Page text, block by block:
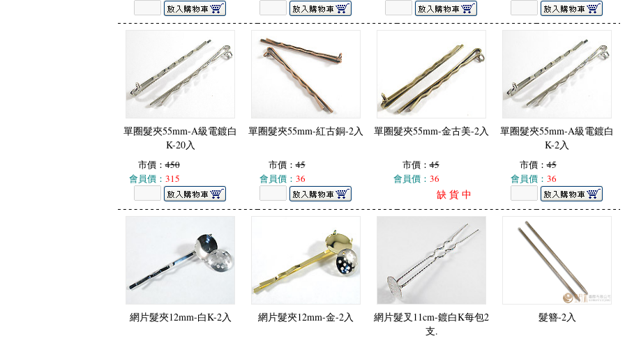
單圈髮夾55mm-A級電鍍白
K-20入
市價：450
會員價： 315
單圈髮夾55mm-紅古銅-2入
市價：45
會員價： 36
單圈髮夾55mm-金古美-2入
市價：45
會員價： 36
缺 貨 中
單圈髮夾55mm-A級電鍍白
K-2入
市價：45
會員價： 36
網片髮夾12mm-白K-2入 網片髮夾12mm-金-2入
網片髮叉11cm-鍍白K每包2
支.
髮簪-2入